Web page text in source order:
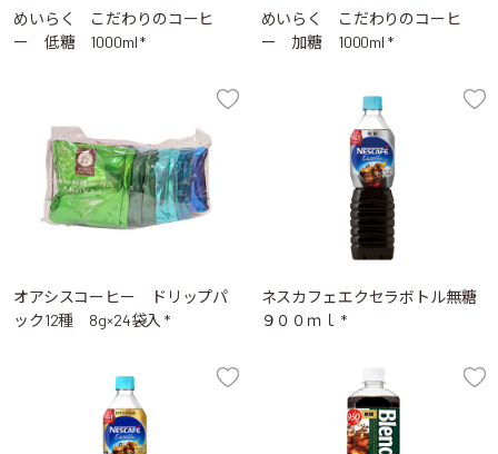
めいらく こだわりのコーヒ
ー 低糖 1000ml *
めいらく こだわりのコーヒ
ー 加糖 1000ml *
オアシスコーヒー ドリップパ
ック12種 8g×24袋入 *
ネスカフェエクセラボトル無糖
９００ｍｌ *